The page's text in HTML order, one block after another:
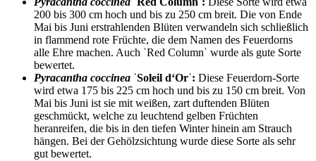
200 bis 300 cm hoch und bis zu 250 cm breit. Die von Ende
Mai bis Juni erstrahlenden Blüten verwandeln sich schließlich
in flammend rote Früchte, die dem Namen des Feuerdorns
alle Ehre machen. Auch ˈRed Columnˈ wurde als gute Sorte
bewertet.
Pyracantha coccinea ˈSoleil d‘Orˈ: Diese Feuerdorn-Sorte
wird etwa 175 bis 225 cm hoch und bis zu 150 cm breit. Von
Mai bis Juni ist sie mit weißen, zart duftenden Blüten
geschmückt, welche zu leuchtend gelben Früchten
heranreifen, die bis in den tiefen Winter hinein am Strauch
hängen. Bei der Gehölzsichtung wurde diese Sorte als sehr
gut bewertet.